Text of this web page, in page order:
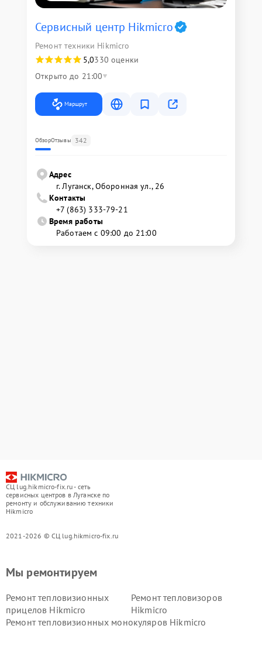
Сервисный центр Hikmicro
Ремонт техники Hikmicro
5,0330 оценки
Открыто до 21:00
Маршрут
ОбзорОтзывы 342
Адрес
г. Луганск, Оборонная ул., 26
Контакты
+7 (863) 333-79-21
Время работы
Работаем с 09:00 до 21:00
СЦ lug.hikmicro-fix.ru - сеть
сервисных центров в Луганске по
ремонту и обслуживанию техники
Hikmicro
2021-2026 © СЦ lug.hikmicro-fix.ru
Мы ремонтируем
Ремонт тепловизионных
прицелов Hikmicro
Ремонт тепловизоров
Hikmicro
Ремонт тепловизионных монокуляров Hikmicro